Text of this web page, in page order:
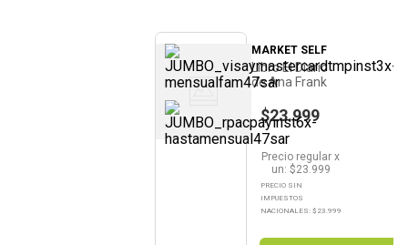
MARKET SELF
Libro El Diario
de Ana Frank
$23.999
Precio regular x
un: $23.999
PRECIO SIN
IMPUESTOS
NACIONALES: $ 23.999